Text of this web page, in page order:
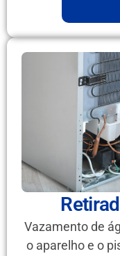
Vazamento de
o aparelho e o